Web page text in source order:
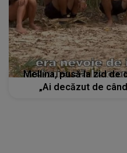
Mellina, pusă la zid de
„Ai decăzut de